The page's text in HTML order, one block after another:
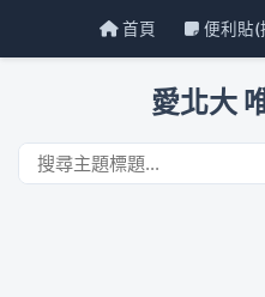
首頁 便利貼(
愛北大